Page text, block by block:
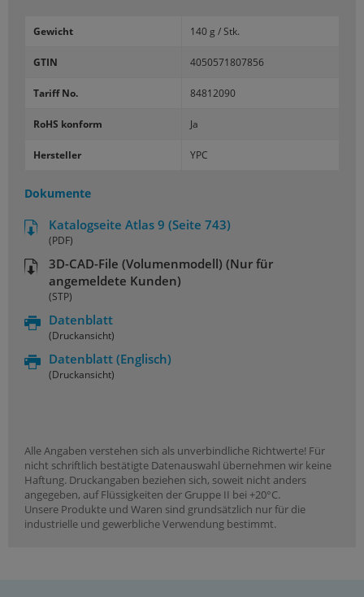
Gewicht 140 g / Stk.
GTIN 4050571807856
Tariff No. 84812090
RoHS konform Ja
Hersteller YPC
Dokumente
Katalogseite Atlas 9 (Seite 743)
(PDF)
3D-CAD-File (Volumenmodell) (Nur für
angemeldete Kunden)
(STP)
Datenblatt
(Druckansicht)
Datenblatt (Englisch)
(Druckansicht)
Alle Angaben verstehen sich als unverbindliche Richtwerte! Für
nicht schriftlich bestätigte Datenauswahl übernehmen wir keine
Haftung. Druckangaben beziehen sich, soweit nicht anders
angegeben, auf Flüssigkeiten der Gruppe II bei +20°C.
Unsere Produkte und Waren sind grundsätzlich nur für die
industrielle und gewerbliche Verwendung bestimmt.